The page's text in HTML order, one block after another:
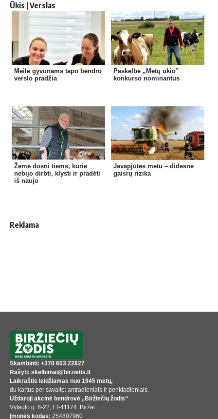
Ūkis | Verslas
Meilė gyvūnams tapo bendro
verslo pradžia
Paskelbė „Metų ūkio”
konkurso nominantus
Žemė dosni tiems, kurie
nebijo dirbti, klysti ir pradėti
iš naujo
Javapjūtės metu – didesnė
gaisrų rizika
Reklama
Skambinti: +370 603 22827
Rašyti: skelbimai@birzietis.lt
Laikraštis leidžiamas nuo 1945 metų,
du kartus per savaitę: antradieniais ir penktadieniais.
Uždaroji akcinė bendrovė „Biržiečių žodis“
Vytauto g. 8-22, LT-41174. Biržai
Įmonės kodas: 254807960